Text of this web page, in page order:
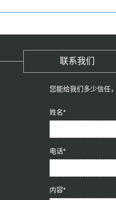
联系我们
您能给我们多少信任
姓名*
电话*
内容*